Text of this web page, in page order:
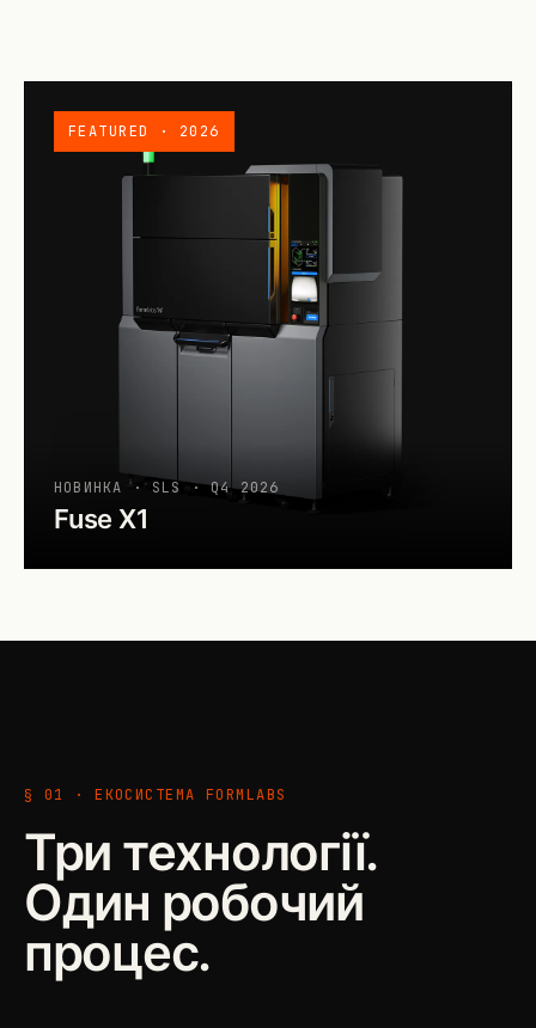
FEATURED · 2026
НОВИНКА · SLS · Q4 2026
Fuse X1
§ 01 · ЕКОСИСТЕМА FORMLABS
Три технології.
Один робочий
процес.